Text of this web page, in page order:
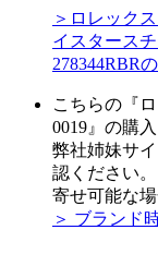
＞ロレック
イスタース
278344RBR
こちらの『
0019』の購
弊社姉妹サ
認ください
寄せ可能な
＞ ブランド